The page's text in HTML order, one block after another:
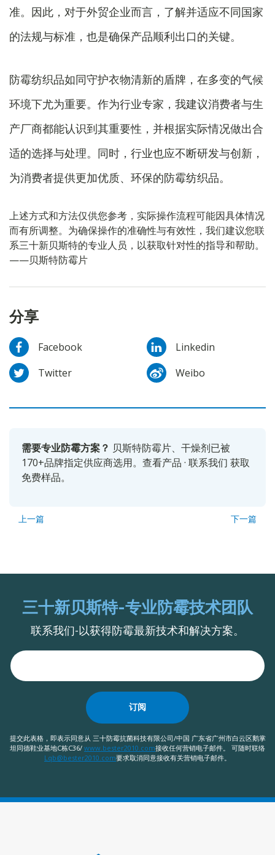
准。因此，对于外贸企业而言，了解并适应不同国家
的法规与标准，也是确保产品顺利出口的关键。
防霉纺织品如同守护衣物清新的盾牌，在多变的气候
环境下尤为重要。作为行业专家，我建议消费者与生
产厂商都能认识到其重要性，并根据实际情况做出合
适的选择与处理。同时，行业也应不断研发与创新，
为消费者提供更加优质、环保的防霉纺织品。
上述方式和方法仅供您参考，实际操作流程可能因具体情况
而有所调整。为确保操作的准确性与有效性，我们建议您联
系三十新贝斯特的专业人员，以获取针对性的指导和帮助。
——贝斯特防霉片
分享
Facebook
Linkedin
Twitter
Weibo
需要专业防霉方案？ 贝斯特防霉片、干燥剂已被
170+品牌指定供应商选用。 查看产品 · 联系我们 获取
免费样品。
上一篇 下一篇
三十新贝斯特-专业防霉技术团队
联系我们-以获得防霉最新技术和解决方案。
订阅
提交此表格，即表示同意从 三十防霉抗菌科技有限公司/中国 广东省广州市白云区鹅掌
坦同德鞋业基地C栋C36/ www.bester2010.com接收任何营销电子邮件。 可随时联络
Lqb@bester2010.com要求取消同意接收有关营销电子邮件。